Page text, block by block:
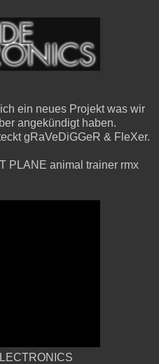
ein neues Projekt was wir
angekündigt haben.
gRaVeDiGGeR & FleXer.
PLANE animal trainer rmx